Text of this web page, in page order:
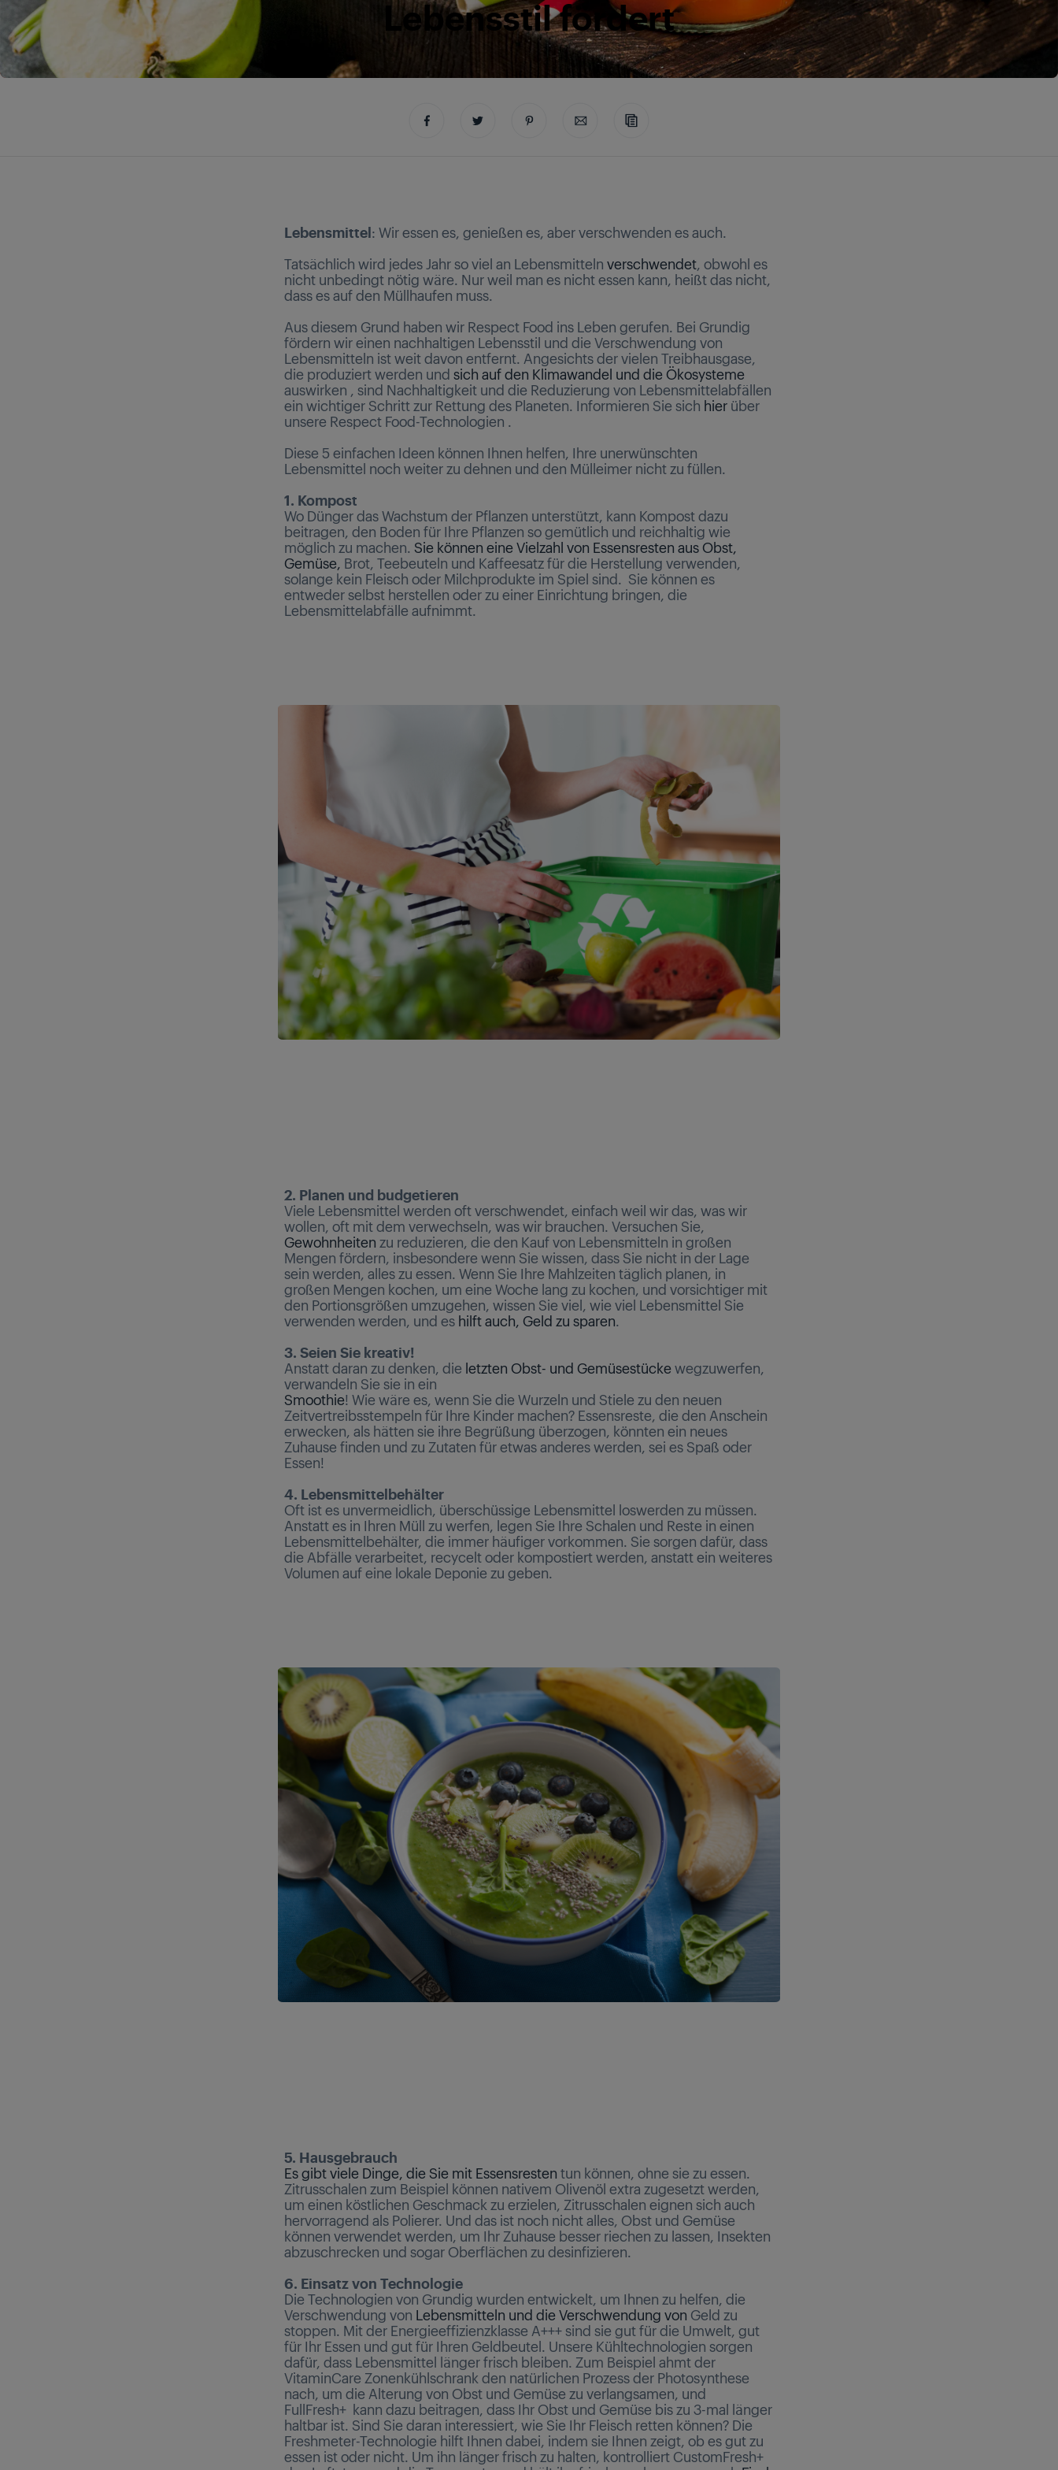
Lebensstil fördert
Lebensmittel: Wir essen es, genießen es, aber verschwenden es auch.
Tatsächlich wird jedes Jahr so viel an Lebensmitteln verschwendet, obwohl es
nicht unbedingt nötig wäre. Nur weil man es nicht essen kann, heißt das nicht,
dass es auf den Müllhaufen muss.
Aus diesem Grund haben wir Respect Food ins Leben gerufen. Bei Grundig
fördern wir einen nachhaltigen Lebensstil und die Verschwendung von
Lebensmitteln ist weit davon entfernt. Angesichts der vielen Treibhausgase,
die produziert werden und sich auf den Klimawandel und die Ökosysteme
auswirken , sind Nachhaltigkeit und die Reduzierung von Lebensmittelabfällen
ein wichtiger Schritt zur Rettung des Planeten. Informieren Sie sich hierüber
unsere Respect Food-Technologien .
Diese 5 einfachen Ideen können Ihnen helfen, Ihre unerwünschten
Lebensmittel noch weiter zu dehnen und den Mülleimer nicht zu füllen.
1. Kompost
Wo Dünger das Wachstum der Pflanzen unterstützt, kann Kompost dazu
beitragen, den Boden für Ihre Pflanzen so gemütlich und reichhaltig wie
möglich zu machen. Sie können eine Vielzahl von Essensresten aus Obst,
Gemüse, Brot, Teebeuteln und Kaffeesatz für die Herstellung verwenden,
solange kein Fleisch oder Milchprodukte im Spiel sind. Sie können es
entweder selbst herstellen oder zu einer Einrichtung bringen, die
Lebensmittelabfälle aufnimmt.
2. Planen und budgetieren
Viele Lebensmittel werden oft verschwendet, einfach weil wir das, was wir
wollen, oft mit dem verwechseln, was wir brauchen. Versuchen Sie,
Gewohnheiten zu reduzieren, die den Kauf von Lebensmitteln in großen
Mengen fördern, insbesondere wenn Sie wissen, dass Sie nicht in der Lage
sein werden, alles zu essen. Wenn Sie Ihre Mahlzeiten täglich planen, in
großen Mengen kochen, um eine Woche lang zu kochen, und vorsichtiger mit
den Portionsgrößen umzugehen, wissen Sie viel, wie viel Lebensmittel Sie
verwenden werden, und es hilft auch, Geld zu sparen.
3. Seien Sie kreativ!
Anstatt daran zu denken, die letzten Obst- und Gemüsestückewegzuwerfen,
verwandeln Sie sie in ein
Smoothie! Wie wäre es, wenn Sie die Wurzeln und Stiele zu den neuen
Zeitvertreibsstempeln für Ihre Kinder machen? Essensreste, die den Anschein
erwecken, als hätten sie ihre Begrüßung überzogen, könnten ein neues
Zuhause finden und zu Zutaten für etwas anderes werden, sei es Spaß oder
Essen!
4. Lebensmittelbehälter
Oft ist es unvermeidlich, überschüssige Lebensmittel loswerden zu müssen.
Anstatt es in Ihren Müll zu werfen, legen Sie Ihre Schalen und Reste in einen
Lebensmittelbehälter, die immer häufiger vorkommen. Sie sorgen dafür, dass
die Abfälle verarbeitet, recycelt oder kompostiert werden, anstatt ein weiteres
Volumen auf eine lokale Deponie zu geben.
5. Hausgebrauch
Es gibt viele Dinge, die Sie mit Essensresten tun können, ohne sie zu essen.
Zitrusschalen zum Beispiel können nativem Olivenöl extra zugesetzt werden,
um einen köstlichen Geschmack zu erzielen, Zitrusschalen eignen sich auch
hervorragend als Polierer. Und das ist noch nicht alles, Obst und Gemüse
können verwendet werden, um Ihr Zuhause besser riechen zu lassen, Insekten
abzuschrecken und sogar Oberflächen zu desinfizieren.
6. Einsatz von Technologie
Die Technologien von Grundig wurden entwickelt, um Ihnen zu helfen, die
Verschwendung von Lebensmitteln und die Verschwendung von Geld zu
stoppen. Mit der Energieeffizienzklasse A+++ sind sie gut für die Umwelt, gut
für Ihr Essen und gut für Ihren Geldbeutel. Unsere Kühltechnologien sorgen
dafür, dass Lebensmittel länger frisch bleiben. Zum Beispiel ahmt der
VitaminCare Zonenkühlschrank den natürlichen Prozess der Photosynthese
nach, um die Alterung von Obst und Gemüse zu verlangsamen, und
FullFresh+ kann dazu beitragen, dass Ihr Obst und Gemüse bis zu 3-mal länger
haltbar ist. Sind Sie daran interessiert, wie Sie Ihr Fleisch retten können? Die
Freshmeter-Technologie hilft Ihnen dabei, indem sie Ihnen zeigt, ob es gut zu
essen ist oder nicht. Um ihn länger frisch zu halten, kontrolliert CustomFresh+